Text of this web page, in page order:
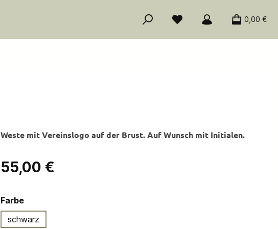
0,00 €
Weste mit Vereinslogo auf der Brust. Auf Wunsch mit Initialen.
Regulärer Preis:
55,00 €
Farbeauswählen
schwarz